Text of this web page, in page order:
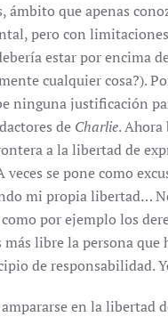
que apenas
pero con
estar por encima
cualquier cosa?).
ninguna justificación
de Charlie. Ahora
a la libertad de
veces se pone como
mi propia libertad…
por ejemplo los
libre la persona que
de responsabilidad.
en la libertad